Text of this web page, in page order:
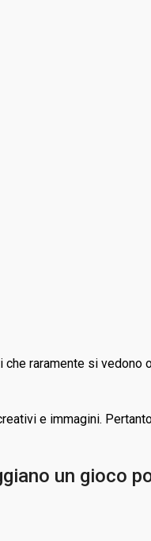
raramente si vedono
e immagini.
un gioco